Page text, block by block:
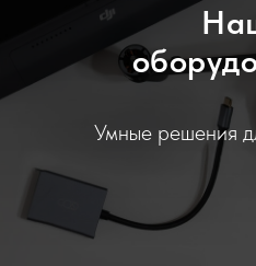
Умные решения